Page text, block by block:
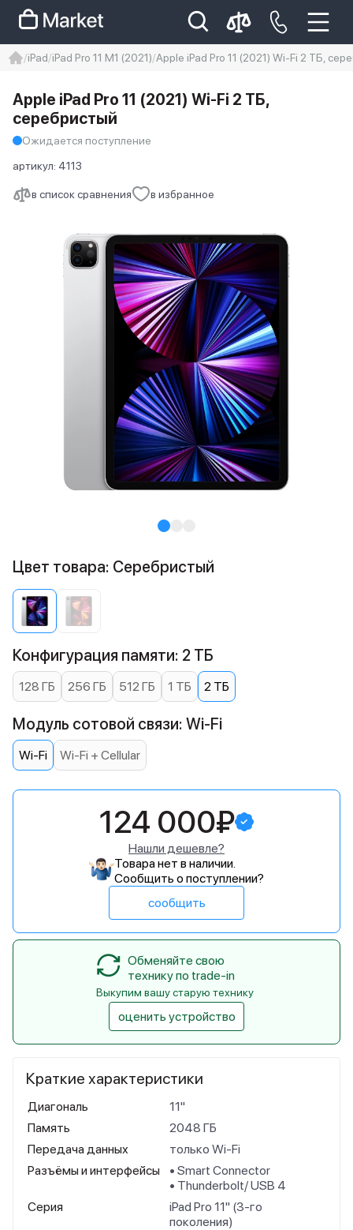
Iphone 14 pro max
айфон 14
iPad iPad Pro 11 M1 (2021) Apple iPad Pro 11 (2021) Wi-Fi 2 ТБ,
в список сравнения в избранное
Apple iPad Pro 11 (2021) Wi-Fi 2 ТБ,
серебристый
Ожидается поступление
артикул: 4113
Краткие характеристики
Диагональ
11"
Память
2048 ГБ
Передача данных
только Wi-Fi
Разъёмы и интерфейсы
• Smart Connector
• Thunderbolt/ USB 4
Серия
iPad Pro 11" (3-го
поколения)
Цвет товара: Cеребристый
Конфигурация памяти: 2 ТБ
128 ГБ 256 ГБ 512 ГБ 1 ТБ 2 ТБ
Модуль сотовой связи: Wi-Fi
Wi-Fi Wi-Fi + Cellular
124 000₽
Нашли дешевле?
Товара нет в наличии.
Сообщить о поступлении?
сообщить
Обменяйте свою
технику по trade-in
Выкупим вашу старую технику
оценить устройство